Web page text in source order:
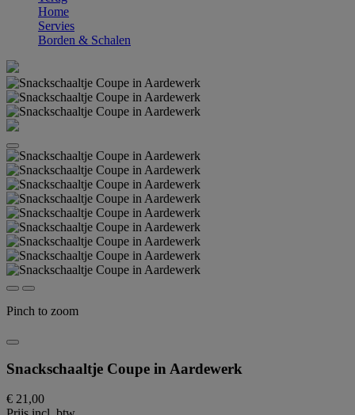
Home
Servies
Borden & Schalen
Pinch to zoom
Snackschaaltje Coupe in Aardewerk
€ 21,00